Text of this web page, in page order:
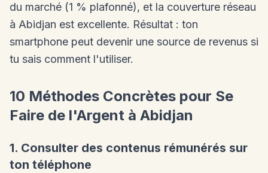
du marché (1 % plafonné), et la couverture réseau
à Abidjan est excellente. Résultat : ton
smartphone peut devenir une source de revenus si
tu sais comment l'utiliser.
10 Méthodes Concrètes pour Se
Faire de l'Argent à Abidjan
1. Consulter des contenus rémunérés sur
ton téléphone